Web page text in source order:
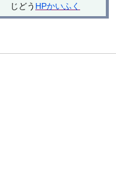
じどう HPかいふく